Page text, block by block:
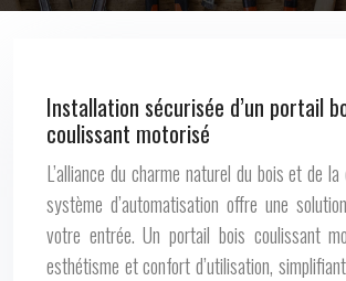
Installation sécurisée d’un portail
coulissant motorisé
L’alliance du charme naturel du bois et de la
système d’automatisation offre une
votre entrée. Un portail bois coulissant
esthétisme et confort d’utilisation,